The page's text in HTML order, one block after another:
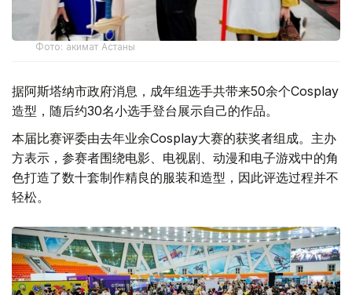
Фото: акимат Астаны
据阿斯塔纳市政府消息，成年组选手共带来50余个Cosplay
造型，随后约30名小选手登台展示自己的作品。
本届比赛评委由去年业余Cosplay大赛的获奖者组成。主办
方表示，参赛者围绕电影、电视剧、动漫和电子游戏中的角
色打造了数十套制作精良的服装和造型，因此评选过程并不
轻松。